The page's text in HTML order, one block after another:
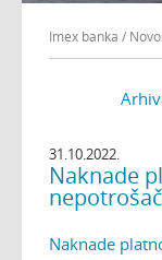
Imex banka /
31.10.2022.
Naknade
Naknade